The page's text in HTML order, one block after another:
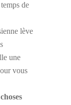
de
lève
une
vous